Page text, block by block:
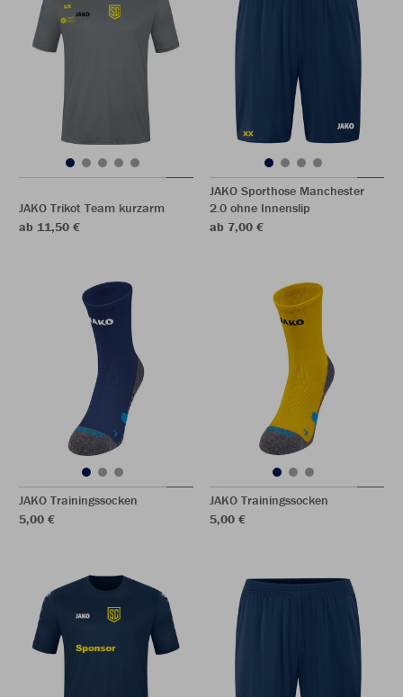
JAKO Trikot Team kurzarm
ab 11,50 €
JAKO Sporthose Manchester
2.0 ohne Innenslip
ab 7,00 €
JAKO Trainingssocken
5,00 €
JAKO Trainingssocken
5,00 €